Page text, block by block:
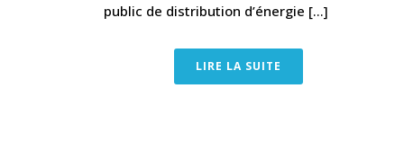
public de distribution d’énergie [...]
LIRE LA SUITE